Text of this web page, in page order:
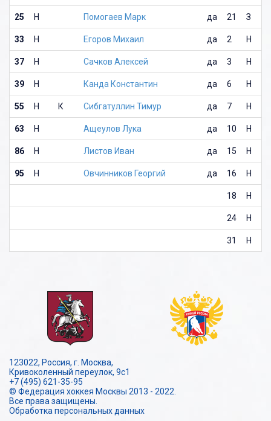
25 Н Помогаев Марк да 21 З
33 Н Егоров Михаил да 2 Н
37 Н Сачков Алексей да 3 Н
39 Н Канда Константин да 6 Н
55 Н К Сибгатуллин Тимур да 7 Н
63 Н Ащеулов Лука да 10 Н
86 Н Листов Иван да 15 Н
95 Н Овчинников Георгий да 16 Н
18 Н
24 Н
31 Н
123022, Россия, г. Москва,
Кривоколенный переулок, 9с1
+7 (495) 621-35-95
© Федерация хоккея Москвы 2013 - 2022.
Все права защищены.
Обработка персональных данных